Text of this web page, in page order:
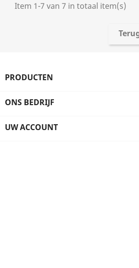
Item 1-7 van 7 in totaal item(s)
PRODUCTEN
ONS BEDRIJF
UW ACCOUNT